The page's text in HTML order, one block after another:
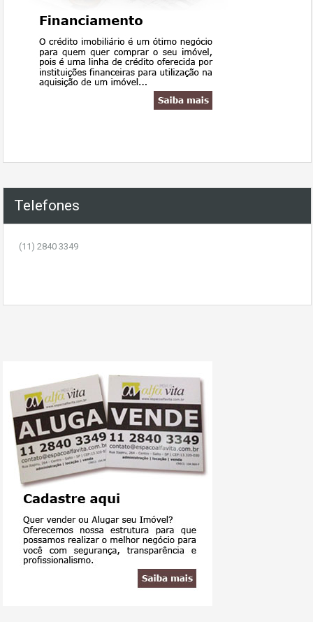
Telefones
(11) 2840 3349